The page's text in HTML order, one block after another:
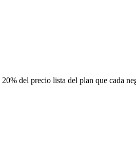
20% del precio lista del plan que cada